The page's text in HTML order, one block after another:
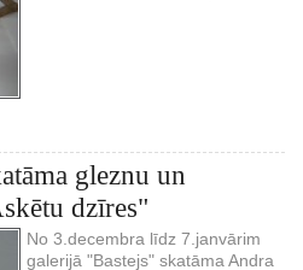
gleznu un
dzīres"
No 3.decembra līdz 7.janvārim
galerijā "Bastejs" skatāma Andra